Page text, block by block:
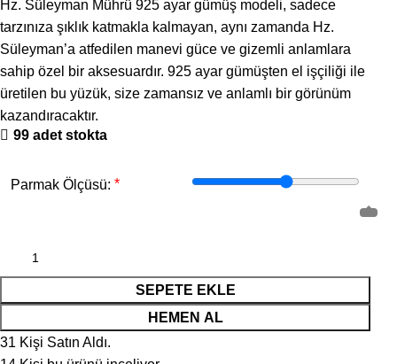
Hz. Süleyman Mührü 925 ayar gümüş modeli, sadece
tarzınıza şıklık katmakla kalmayan, aynı zamanda Hz.
Süleyman’a atfedilen manevi güce ve gizemli anlamlara
sahip özel bir aksesuardır. 925 ayar gümüşten el işçiliği ile
üretilen bu yüzük, size zamansız ve anlamlı bir görünüm
kazandıracaktır.
99 adet stokta
Parmak Ölçüsü: *
SEPETE EKLE
HEMEN AL
31 Kişi Satın Aldı.